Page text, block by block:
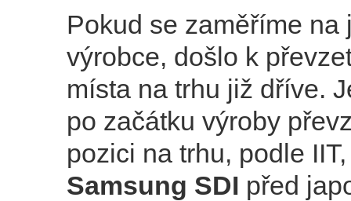
Pokud se zaměříme na
výrobce, došlo k
místa na trhu již dříve.
po začátku výroby
pozici na trhu, podle
Samsung SDI před